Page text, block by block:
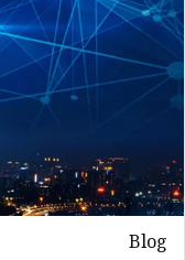
Blog